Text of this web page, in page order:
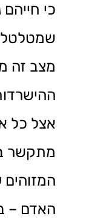
כי
מצב זה
אצל כל
מתקשר
האדם –